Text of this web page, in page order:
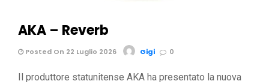
AKA – Reverb
Posted On 22 Luglio 2026 Gigi 0
Il produttore statunitense AKA ha presentato la nuova